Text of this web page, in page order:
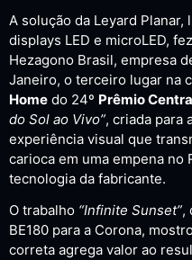
A solução da Leyard
displays LED e microLED,
Hezagono Brasil, empresa
Janeiro, o terceiro lugar na
Home do 24º Prêmio
do Sol ao Vivo”, criada para
experiência visual que
carioca em uma empena no
tecnologia da fabricante.
O trabalho “Infinite Sunset”,
BE180 para a Corona,
correta agrega valor ao